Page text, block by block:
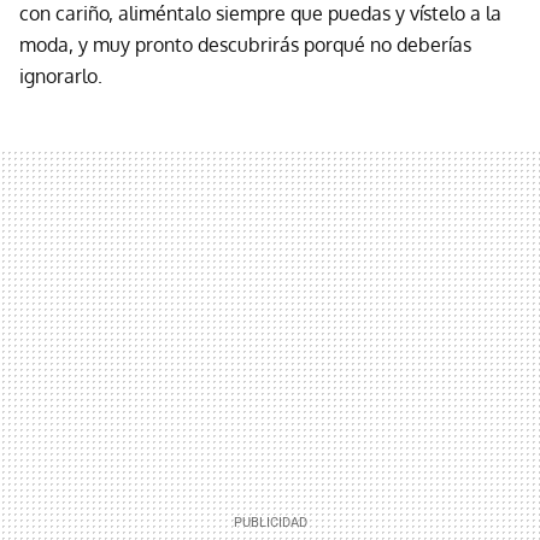
con cariño, aliméntalo siempre que puedas y vístelo a la
moda, y muy pronto descubrirás porqué no deberías
ignorarlo.